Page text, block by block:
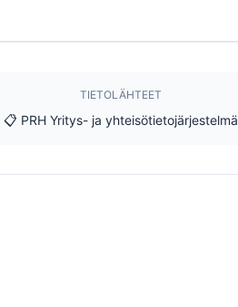
TIETOLÄHTEET
📋 PRH Yritys- ja yhteisötietojärjestelmä